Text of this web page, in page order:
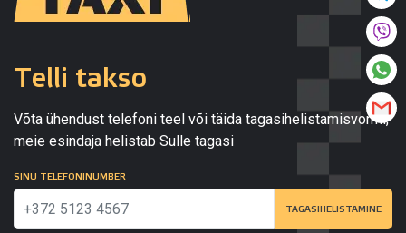
Telli takso
Võta ühendust telefoni teel või täida tagasihelistamisvormi,
meie esindaja helistab Sulle tagasi
SINU TELEFONINUMBER
TAGASIHELISTAMINE